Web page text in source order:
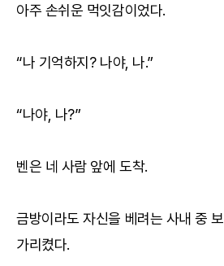
아주 손쉬운 먹잇감이었다.
“나 기억하지? 나야, 나.”
“나야, 나?”
벤은 네 사람 앞에 도착.
금방이라도 자신을 베려는 사내 중
가리켰다.